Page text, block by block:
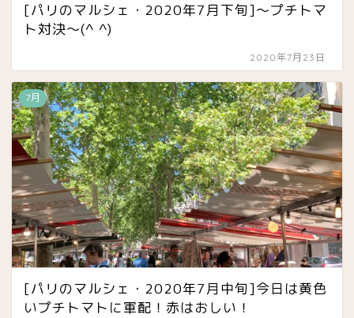
[パリのマルシェ・2020年7月下旬]〜プチトマ
ト対決〜(^ ^)
2020年7月23日
7月
[パリのマルシェ・2020年7月中旬]今日は黄色
いプチトマトに軍配！赤はおしい！